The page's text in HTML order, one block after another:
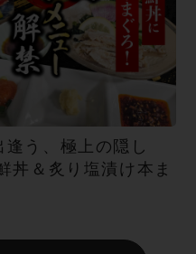
う、極上の隠し
丼＆炙り塩漬け本ま